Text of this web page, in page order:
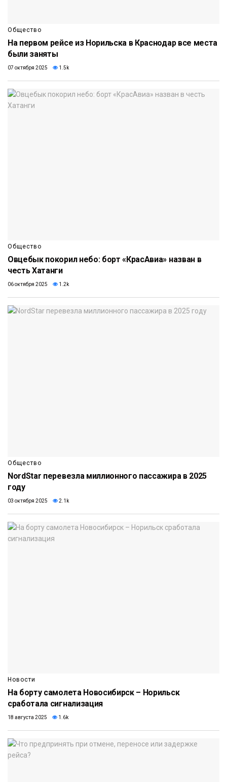
Общество
На первом рейсе из Норильска в Краснодар все места
были заняты
07 октября 2025 1.5k
Общество
Овцебык покорил небо: борт «КрасАвиа» назван в
честь Хатанги
06 октября 2025 1.2k
Общество
NordStar перевезла миллионного пассажира в 2025
году
03 октября 2025 2.1k
Новости
На борту самолета Новосибирск – Норильск
сработала сигнализация
18 августа 2025 1.6k